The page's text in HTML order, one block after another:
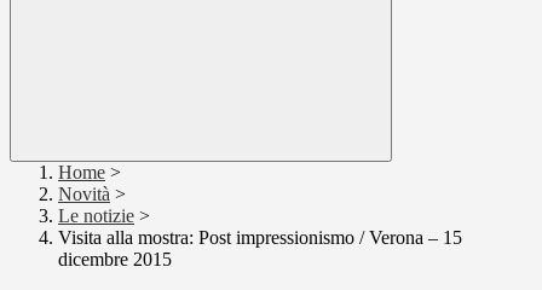
Home >
Novità >
Le notizie >
Visita alla mostra: Post impressionismo / Verona – 15
dicembre 2015